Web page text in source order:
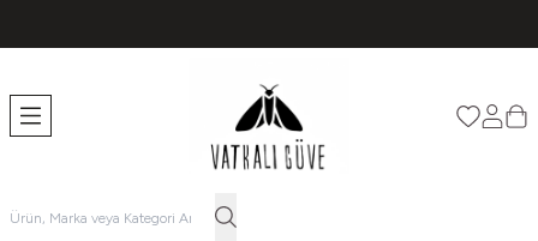
Favorilerim